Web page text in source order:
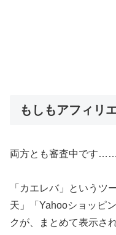
もしもアフィリ
両方とも審査中です……
「カエレバ」というツ
天」「Yahooショッピ
クが、まとめて表示さ